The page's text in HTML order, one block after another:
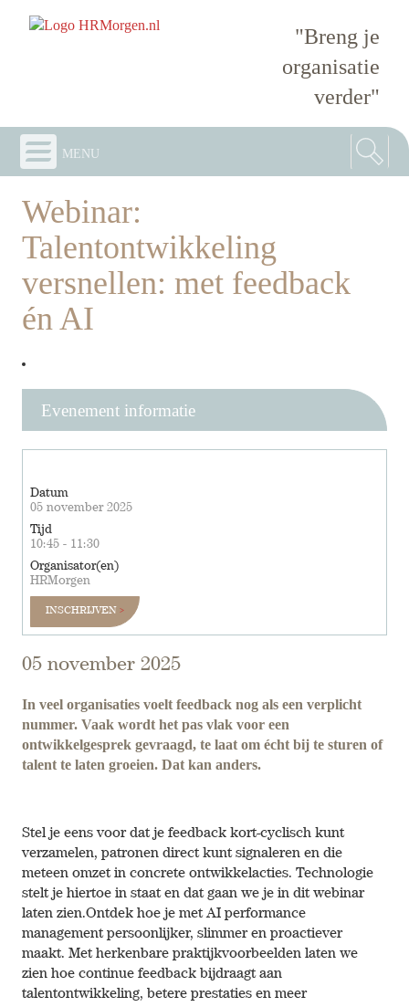
"Breng je
organisatie
verder"
menu
Webinar:
Talentontwikkeling
versnellen: met feedback
én AI
Evenement informatie
Datum
05 november 2025
Tijd
10:45 - 11:30
Organisator(en)
HRMorgen
INSCHRIJVEN
05 november 2025
In veel organisaties voelt feedback nog als een verplicht
nummer. Vaak wordt het pas vlak voor een
ontwikkelgesprek gevraagd, te laat om écht bij te sturen of
talent te laten groeien. Dat kan anders.
Stel je eens voor dat je feedback kort-cyclisch kunt
verzamelen, patronen direct kunt signaleren en die
meteen omzet in concrete ontwikkelacties. Technologie
stelt je hiertoe in staat en dat gaan we je in dit webinar
laten zien.Ontdek hoe je met AI performance
management persoonlijker, slimmer en proactiever
maakt. Met herkenbare praktijkvoorbeelden laten we
zien hoe continue feedback bijdraagt aan
talentontwikkeling, betere prestaties en meer